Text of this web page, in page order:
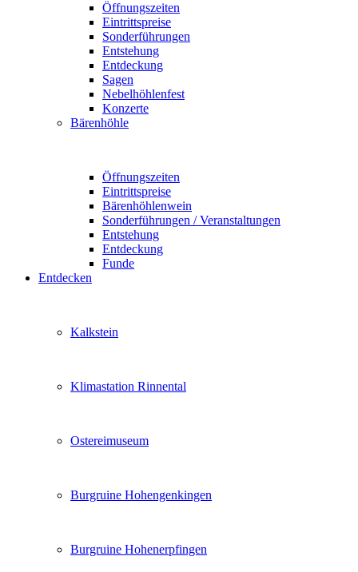
Öffnungszeiten
Eintrittspreise
Sonderführungen
Entstehung
Entdeckung
Sagen
Nebelhöhlenfest
Konzerte
Bärenhöhle
Öffnungszeiten
Eintrittspreise
Bärenhöhlenwein
Sonderführungen / Veranstaltungen
Entstehung
Entdeckung
Funde
Entdecken
Kalkstein
Klimastation Rinnental
Ostereimuseum
Burgruine Hohengenkingen
Burgruine Hohenerpfingen